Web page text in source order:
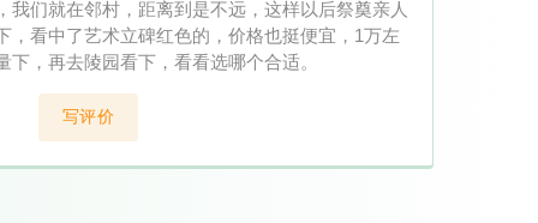
我们就在邻村，距离到是不远，这样以后祭奠亲人
，看中了艺术立碑红色的，价格也挺便宜，1万左
下，再去陵园看下，看看选哪个合适。
写评价